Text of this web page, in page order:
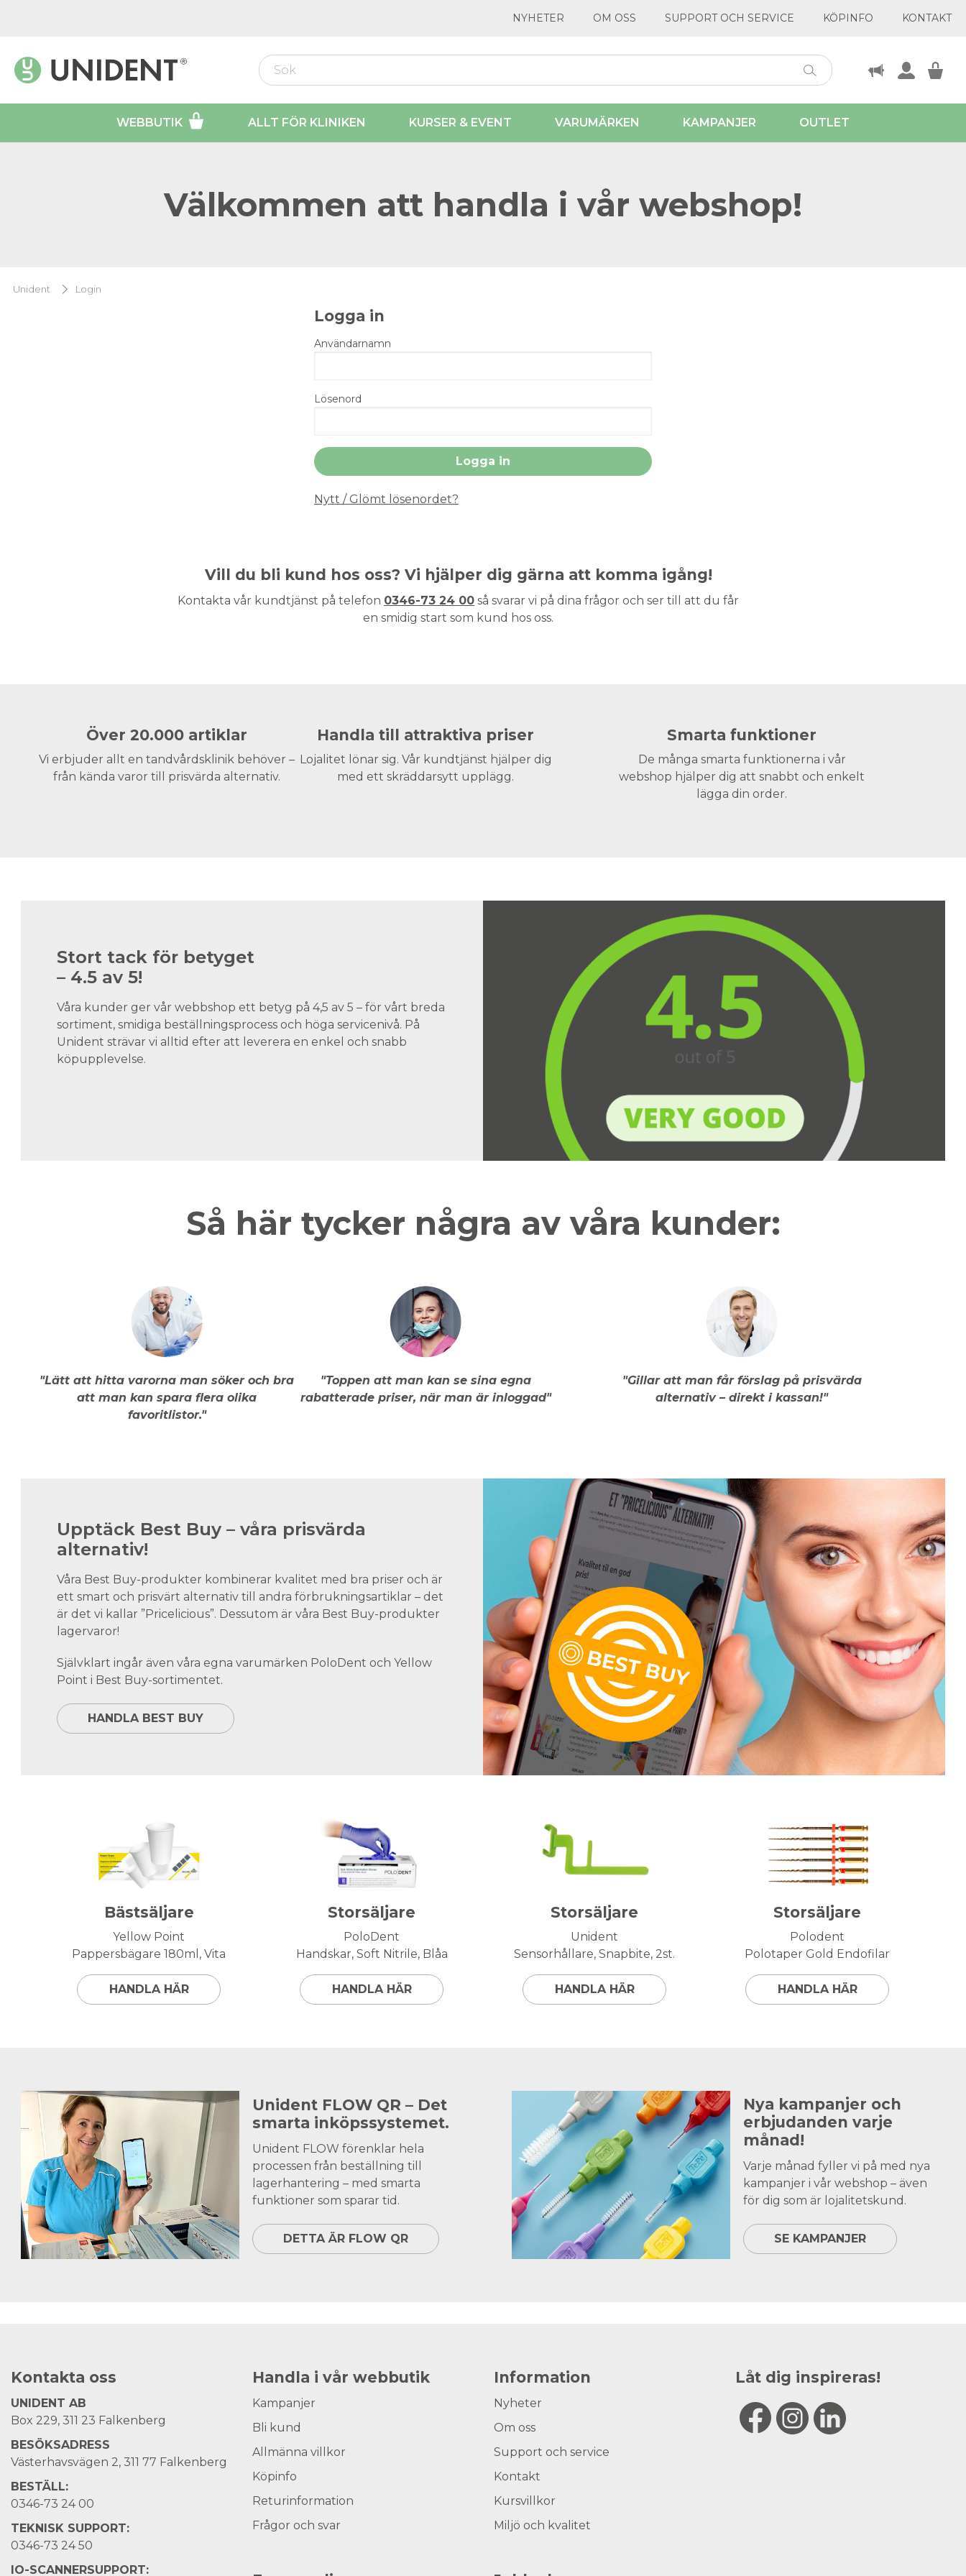
NYHETER OM OSS SUPPORT OCH SERVICE KÖPINFO KONTAKT
WEBBUTIK ALLT FÖR KLINIKEN KURSER & EVENT VARUMÄRKEN KAMPANJER OUTLET
Välkommen att handla i vår webshop!
Unident Login
Logga in
Användarnamn
Lösenord
Nytt / Glömt lösenordet?
Vill du bli kund hos oss? Vi hjälper dig gärna att komma igång!
Kontakta vår kundtjänst på telefon 0346-73 24 00 så svarar vi på dina frågor och ser till att du får
en smidig start som kund hos oss.
Över 20.000 artiklar
Vi erbjuder allt en tandvårdsklinik behöver –
från kända varor till prisvärda alternativ.
Handla till attraktiva priser
Lojalitet lönar sig. Vår kundtjänst hjälper dig
med ett skräddarsytt upplägg.
Smarta funktioner
De många smarta funktionerna i vår
webshop hjälper dig att snabbt och enkelt
lägga din order.
Stort tack för betyget
– 4.5 av 5!
Våra kunder ger vår webbshop ett betyg på 4,5 av 5 – för vårt breda
sortiment, smidiga beställningsprocess och höga servicenivå. På
Unident strävar vi alltid efter att leverera en enkel och snabb
köpupplevelse.
Så här tycker några av våra kunder:
"Lätt att hitta varorna man söker och bra
att man kan spara flera olika
favoritlistor."
"Toppen att man kan se sina egna
rabatterade priser, när man är inloggad"
"Gillar att man får förslag på prisvärda
alternativ – direkt i kassan!"
Upptäck Best Buy – våra prisvärda
alternativ!
Våra Best Buy-produkter kombinerar kvalitet med bra priser och är
ett smart och prisvärt alternativ till andra förbrukningsartiklar – det
är det vi kallar ”Pricelicious”. Dessutom är våra Best Buy-produkter
lagervaror!
Självklart ingår även våra egna varumärken PoloDent och Yellow
Point i Best Buy-sortimentet.
HANDLA BEST BUY
Bästsäljare
Yellow Point
Pappersbägare 180ml, Vita
HANDLA HÄR
Storsäljare
PoloDent
Handskar, Soft Nitrile, Blåa
HANDLA HÄR
Storsäljare
Unident
Sensorhållare, Snapbite, 2st.
HANDLA HÄR
Storsäljare
Polodent
Polotaper Gold Endofilar
HANDLA HÄR
Unident FLOW QR – Det
smarta inköpssystemet.
Unident FLOW förenklar hela
processen från beställning till
lagerhantering – med smarta
funktioner som sparar tid.
DETTA ÄR FLOW QR
Nya kampanjer och
erbjudanden varje
månad!
Varje månad fyller vi på med nya
kampanjer i vår webshop – även
för dig som är lojalitetskund.
SE KAMPANJER
Kontakta oss
UNIDENT AB
Box 229, 311 23 Falkenberg
BESÖKSADRESS
Västerhavsvägen 2, 311 77 Falkenberg
BESTÄLL:
0346-73 24 00
TEKNISK SUPPORT:
0346-73 24 50
IO-SCANNERSUPPORT:
Handla i vår webbutik
Kampanjer
Bli kund
Allmänna villkor
Köpinfo
Returinformation
Frågor och svar
Information
Nyheter
Om oss
Support och service
Kontakt
Kursvillkor
Miljö och kvalitet
Låt dig inspireras!